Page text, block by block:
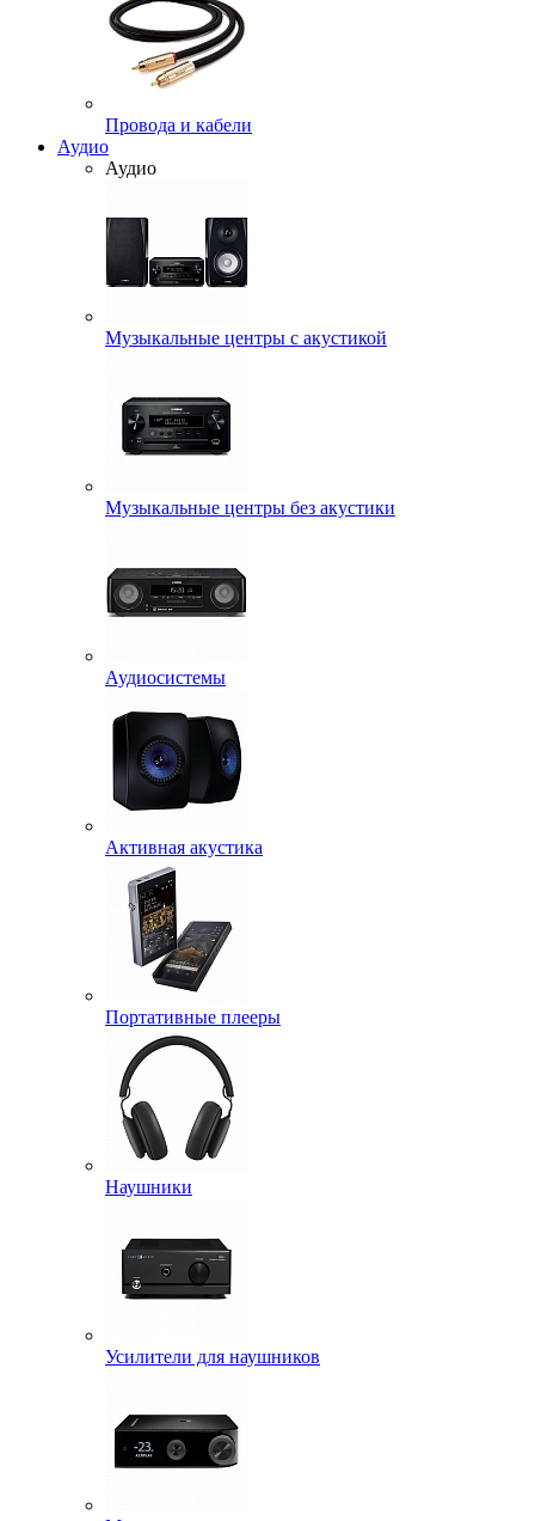
Провода и кабели
Аудио
Аудио
Музыкальные центры с акустикой
Музыкальные центры без акустики
Аудиосистемы
Активная акустика
Портативные плееры
Наушники
Усилители для наушников